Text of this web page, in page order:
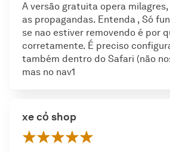
A versão gratuita opera
as propagandas. Entenda , Só
se nao estiver removendo é por
corretamente. É preciso
também dentro do Safari (não
mas no nav1
xe cỏ shop